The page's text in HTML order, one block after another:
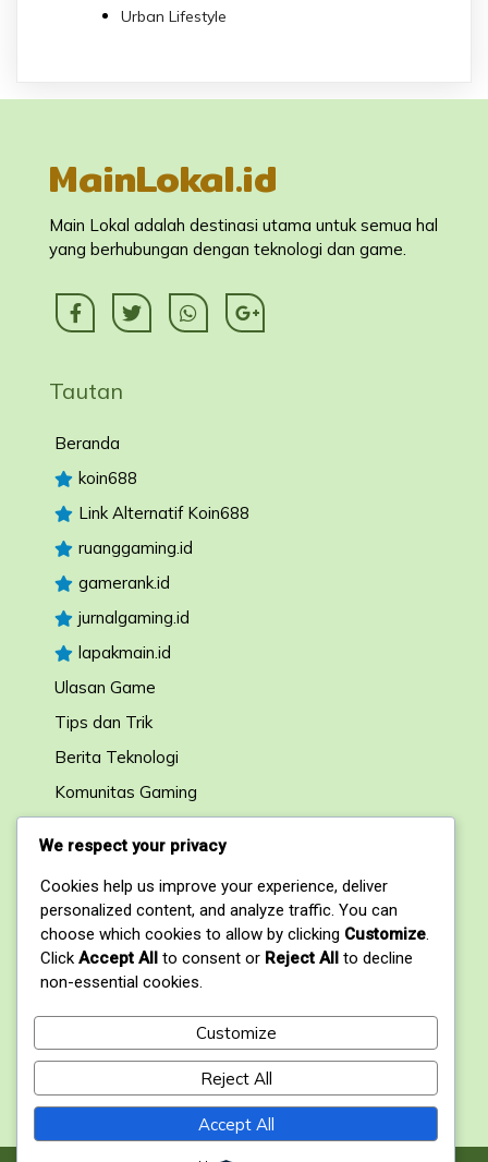
Urban Lifestyle
MainLokal.id
Main Lokal adalah destinasi utama untuk semua hal
yang berhubungan dengan teknologi dan game.
Tautan
Beranda
koin688
Link Alternatif Koin688
ruanggaming.id
gamerank.id
jurnalgaming.id
lapakmain.id
Ulasan Game
Tips dan Trik
Berita Teknologi
Komunitas Gaming
Kontak
1, My Address, My Street, New York City, NY,
USA
+1234567890
contact@domain.com
We respect your privacy
Cookies help us improve your experience, deliver
personalized content, and analyze traffic. You can
choose which cookies to allow by clicking Customize.
Click Accept All to consent or Reject All to decline
non-essential cookies.
Customize
Reject All
Accept All